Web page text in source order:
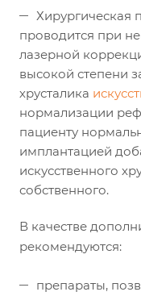
Хирургическая
проводится при
лазерной
высокой степени
хрусталика
нормализации
пациенту
имплантацией
искусственного
собственного.
В качестве
рекомендуются:
препараты,